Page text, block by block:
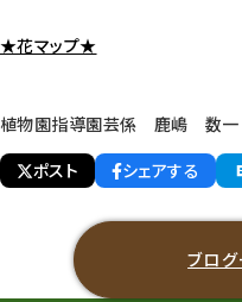
★花マップ★
植物園指導園芸係 鹿嶋 数一
ポスト
シェアする
ブロ